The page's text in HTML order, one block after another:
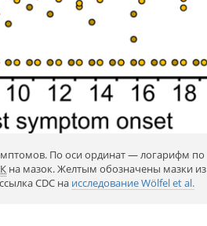
По оси ординат — логарифм по
на мазок. Желтым обозначены мазки из
СDC на исследование Wölfel et al.